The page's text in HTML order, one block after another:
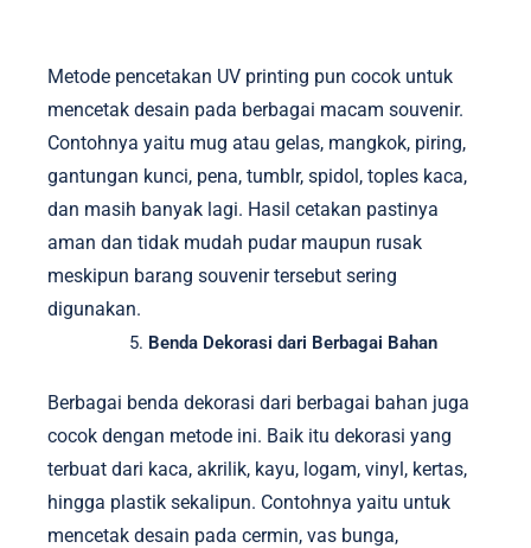
Metode pencetakan UV printing pun cocok untuk
mencetak desain pada berbagai macam souvenir.
Contohnya yaitu mug atau gelas, mangkok, piring,
gantungan kunci, pena, tumblr, spidol, toples kaca,
dan masih banyak lagi. Hasil cetakan pastinya
aman dan tidak mudah pudar maupun rusak
meskipun barang souvenir tersebut sering
digunakan.
Benda Dekorasi dari Berbagai Bahan
Berbagai benda dekorasi dari berbagai bahan juga
cocok dengan metode ini. Baik itu dekorasi yang
terbuat dari kaca, akrilik, kayu, logam, vinyl, kertas,
hingga plastik sekalipun. Contohnya yaitu untuk
mencetak desain pada cermin, vas bunga,